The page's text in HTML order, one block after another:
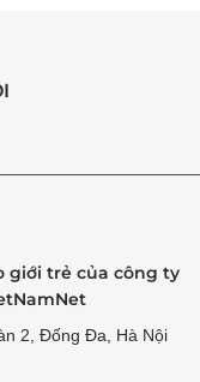
giới trẻ của công ty
2, Đống Đa, Hà Nội